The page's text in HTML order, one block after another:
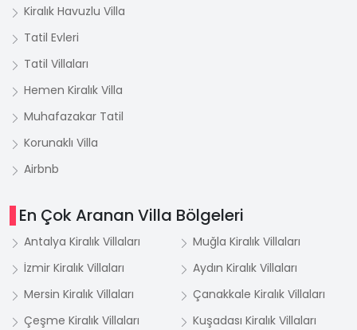
Kiralık Havuzlu Villa
Tatil Evleri
Tatil Villaları
Hemen Kiralık Villa
Muhafazakar Tatil
Korunaklı Villa
Airbnb
En Çok Aranan Villa Bölgeleri
Antalya Kiralık Villaları
Muğla Kiralık Villaları
İzmir Kiralık Villaları
Aydın Kiralık Villaları
Mersin Kiralık Villaları
Çanakkale Kiralık Villaları
Çeşme Kiralık Villaları
Kuşadası Kiralık Villaları